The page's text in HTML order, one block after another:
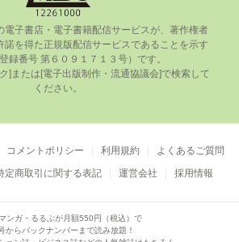
電⼦書店・電⼦書籍配信サービスが、著作権者
諾を得た正規版配信サービスであることを⽰す
録番号 第６０９１７１３号）です。
ください。
コメントポリシー 利用規約
よくあるご質問
定商取引に関する表記 運営会社 採用情報
ンガ・るるぶが月額550円（税込）で
からバックナンバーまで読み放題！